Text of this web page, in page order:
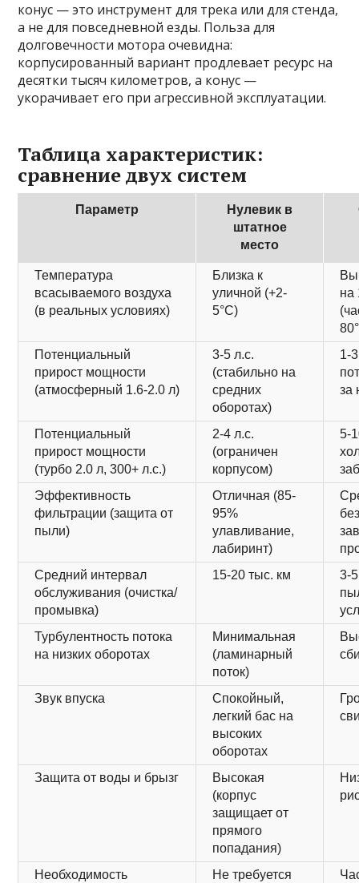
конус — это инструмент для трека или для стенда,
а не для повседневной езды. Польза для
долговечности мотора очевидна:
корпусированный вариант продлевает ресурс на
десятки тысяч километров, а конус —
укорачивает его при агрессивной эксплуатации.
Таблица характеристик:
сравнение двух систем
Параметр
Нулевик в
штатное
место
Температура
всасываемого воздуха
(в реальных условиях)
Близка к
уличной (+2-
5°C)
на
Потенциальный
прирост мощности
(атмосферный 1.6-2.0 л)
3-5 л.с.
(стабильно на
средних
оборотах)
1-
за
Потенциальный
прирост мощности
(турбо 2.0 л, 300+ л.с.)
2-4 л.с.
(ограничен
корпусом)
5-
Эффективность
фильтрации (защита от
пыли)
Отличная (85-
95%
улавливание,
лабиринт)
Средний интервал
обслуживания (очистка/
промывка)
15-20 тыс. км
3-
Турбулентность потока
на низких оборотах
Минимальная
(ламинарный
поток)
Звук впуска
Спокойный,
легкий бас на
высоких
оборотах
Защита от воды и брызг
Высокая
(корпус
защищает от
прямого
попадания)
Необходимость
Не требуется